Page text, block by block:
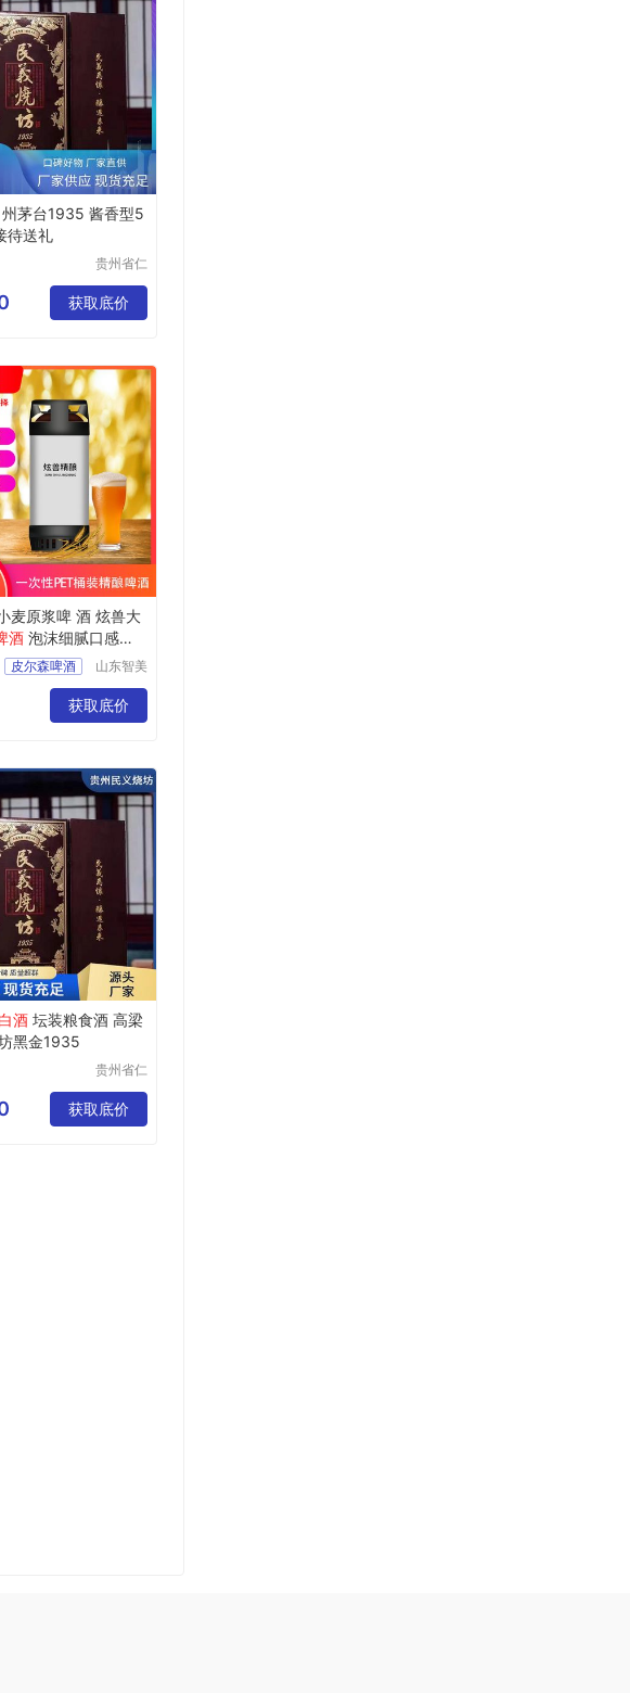
茅台1935 酱香型5
待送礼
台镇白酒
惠州酱香型白酒白酒茅台镇白酒
白城酱香型白酒白酒茅台镇白酒
贵州省仁
盆酒业有
限公司
获取底价
麦原浆啤 酒 炫兽大
酒 泡沫细腻口感绵
皮尔森啤酒
山东智美
公司
获取底价
白酒 坛装粮食酒 高梁
黑金1935
琼海酱香型白酒白酒茅台镇白酒
运城酱香型白酒白酒茅台镇白酒
贵州省仁
盆酒业有
限公司
获取底价